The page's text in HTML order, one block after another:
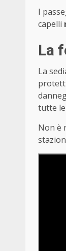
I
capelli
La
La
tutte
Non è